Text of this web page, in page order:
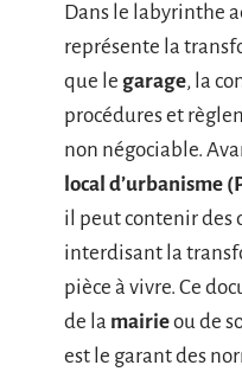
Dans le labyrinthe
représente la
que le garage, la
procédures et
non négociable.
local d’urbanisme
il peut contenir des
interdisant la
pièce à vivre. Ce
de la mairieou de
est le garant des